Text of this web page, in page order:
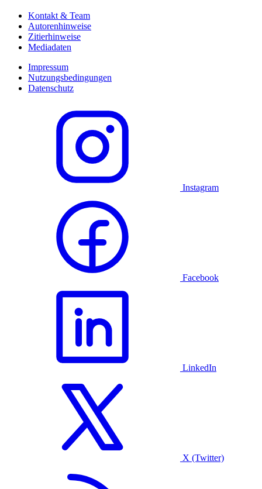
Kontakt & Team
Autorenhinweise
Zitierhinweise
Mediadaten
Impressum
Nutzungsbedingungen
Datenschutz
Instagram
Facebook
LinkedIn
X (Twitter)